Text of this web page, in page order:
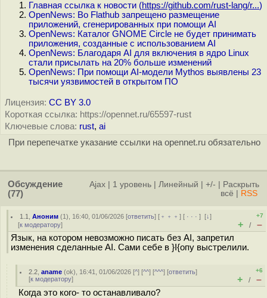
Главная ссылка к новости (https://github.com/rust-lang/r...)
OpenNews: Во Flathub запрещено размещение
приложений, сгенерированных при помощи AI
OpenNews: Каталог GNOME Circle не будет принимать
приложения, созданные с использованием AI
OpenNews: Благодаря AI для включения в ядро Linux
стали присылать на 20% больше изменений
OpenNews: При помощи AI-модели Mythos выявлены 23
тысячи уязвимостей в открытом ПО
Лицензия: CC BY 3.0
Короткая ссылка: https://opennet.ru/65597-rust
Ключевые слова: rust, ai
При перепечатке указание ссылки на opennet.ru обязательно
Обсуждение
(77)
Ajax 1 уровень Линейный +/-
Раскрыть
всё
RSS
1.1 ,Аноним (1), 16:40, 01/06/2026 [ответить] [ ﹢﹢﹢] [ · · ·][↓]
[к модератору]
+7
+ / –
Язык, на котором невозможно писать без AI, запретил
изменения сделанные AI. Сами себе в }I{опу выстрелили.
2.2 ,aname (ok), 16:41, 01/06/2026 [^] [^^] [^^^] [ответить]
[к модератору]
+6
+ / –
Когда это кого- то останавливало?